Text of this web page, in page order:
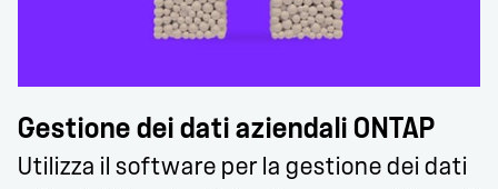
Gestione dei dati aziendali ONTAP
Utilizza il software per la gestione dei dati